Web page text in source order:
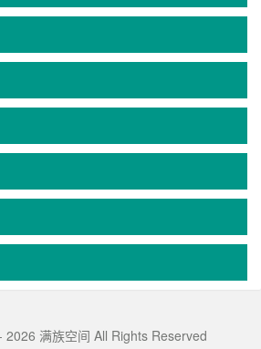
满族空间 All Rights Reserved